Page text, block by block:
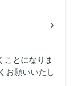
とになりま
お願いいたし